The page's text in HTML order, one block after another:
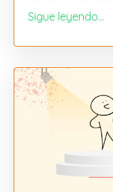
Sigue leyendo...